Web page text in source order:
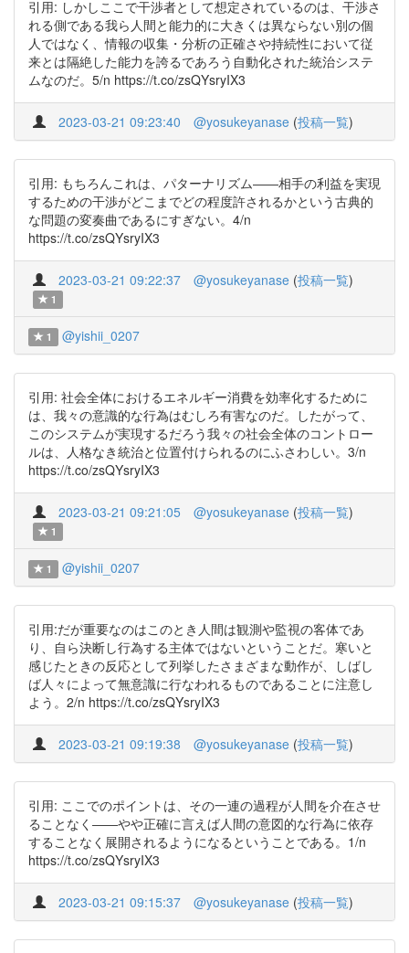
引用: しかしここで干渉者として想定されているのは、干渉さ
れる側である我ら人間と能力的に大きくは異ならない別の個
人ではなく、情報の収集・分析の正確さや持続性において従
来とは隔絶した能力を誇るであろう自動化された統治システ
ムなのだ。5/n https://t.co/zsQYsryIX3
2023-03-21 09:23:40 @yosukeyanase (投稿一覧)
引用: もちろんこれは、パターナリズム――相手の利益を実現
するための干渉がどこまでどの程度許されるかという古典的
な問題の変奏曲であるにすぎない。4/n
https://t.co/zsQYsryIX3
2023-03-21 09:22:37 @yosukeyanase (投稿一覧)
1
1 @yishii_0207
引用: 社会全体におけるエネルギー消費を効率化するために
は、我々の意識的な行為はむしろ有害なのだ。したがって、
このシステムが実現するだろう我々の社会全体のコントロー
ルは、人格なき統治と位置付けられるのにふさわしい。3/n
https://t.co/zsQYsryIX3
2023-03-21 09:21:05 @yosukeyanase (投稿一覧)
1
1 @yishii_0207
引用:だが重要なのはこのとき人間は観測や監視の客体であ
り、自ら決断し行為する主体ではないということだ。寒いと
感じたときの反応として列挙したさまざまな動作が、しばし
ば人々によって無意識に行なわれるものであることに注意し
よう。2/n https://t.co/zsQYsryIX3
2023-03-21 09:19:38 @yosukeyanase (投稿一覧)
引用: ここでのポイントは、その一連の過程が人間を介在させ
ることなく――やや正確に言えば人間の意図的な行為に依存
することなく展開されるようになるということである。1/n
https://t.co/zsQYsryIX3
2023-03-21 09:15:37 @yosukeyanase (投稿一覧)